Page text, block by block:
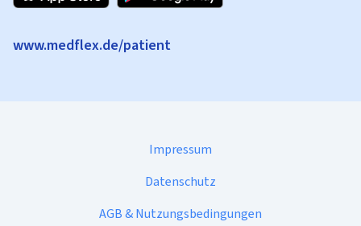
www.medflex.de/patient
Impressum
Datenschutz
AGB & Nutzungsbedingungen